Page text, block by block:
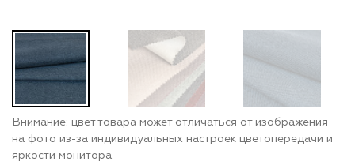
Внимание: цвет товара может отличаться от изображения
на фото из-за индивидуальных настроек цветопередачи и
яркости монитора.